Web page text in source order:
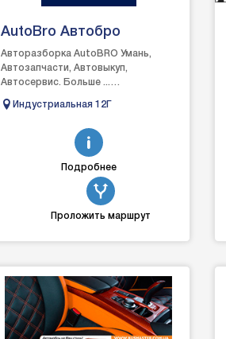
AutoBro Автобро
Авторазборка AutoBRO Умань,
Автозапчасти, Автовыкуп,
Автосервис. Больше ...
автосервис, автобро.
Индустриальная 12Г
Подробнее
Проложить маршрут